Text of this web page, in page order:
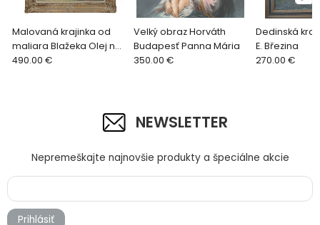
Malovaná krajinka od
maliara Blažeka Olej na
plátne
490.00 €
Velký obraz Horváth
Budapesť Panna Mária
350.00 €
Dedinská
E. Březina
270.00 €
NEWSLETTER
Nepremeškajte najnovšie produkty a špeciálne akcie
Prihlásiť